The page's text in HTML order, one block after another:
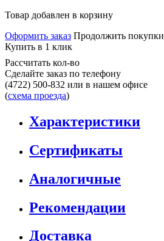
Товар добавлен в корзину
Оформить заказ Продолжить покупки
Купить в 1 клик
Рассчитать кол-во
Сделайте заказ по телефону
(4722) 500-832 или в нашем офисе
(схема проезда)
Характеристики
Сертификаты
Аналогичные
Рекомендации
Доставка